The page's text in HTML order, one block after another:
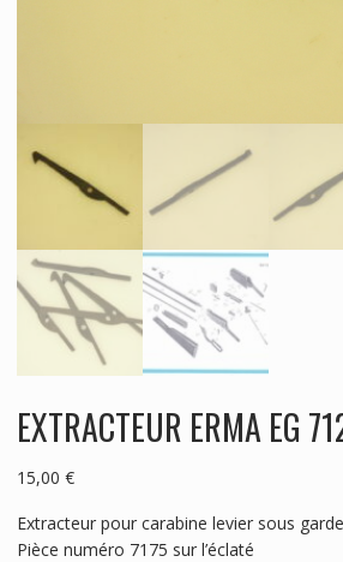
EXTRACTEUR ERMA EG
15,00 €
Extracteur pour carabine levier sous
Pièce numéro 7175 sur l’éclaté